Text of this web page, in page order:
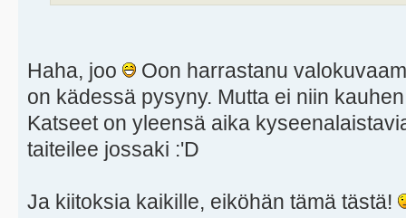
Haha, joo
Oon harrastanu
on kädessä pysyny. Mutta ei niin
Katseet on yleensä aika
taiteilee jossaki :'D
Ja kiitoksia kaikille, eiköhän tämä tästä!